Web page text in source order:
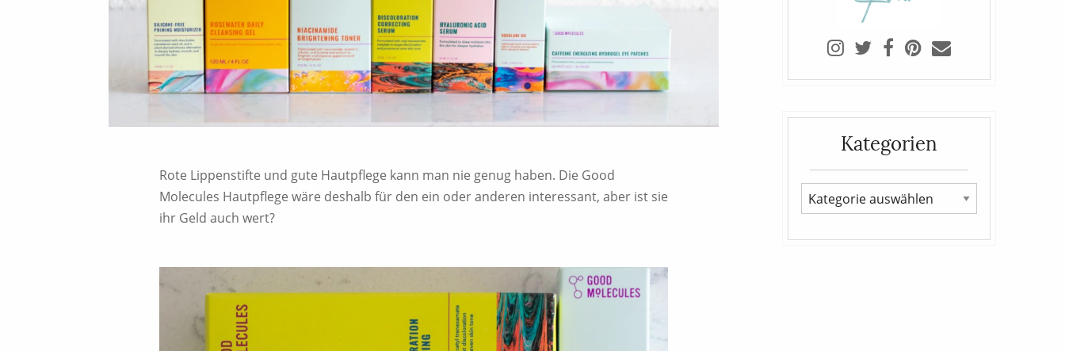
Rote Lippenstifte und gute Hautpflege kann man nie genug haben. Die Good
Molecules Hautpflege wäre deshalb für den ein oder anderen interessant, aber ist sie
ihr Geld auch wert?
Kategorien